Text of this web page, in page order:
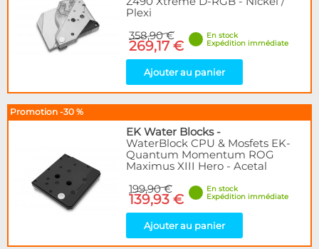
Plexi
358,90 €
269,17 €
En stock
Expédition immédiate
Ajouter au panier
Promotion -30 %
EK Water Blocks-
WaterBlock CPU & Mosfets EK-
Quantum Momentum ROG
Maximus XIII Hero - Acetal
199,90 €
139,93 €
En stock
Expédition immédiate
Ajouter au panier